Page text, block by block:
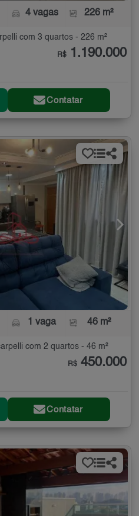
4 vagas 226 m²
com 3 quartos - 226 m²
R$ 1.190.000
Contatar
1 vaga 46 m²
com 2 quartos - 46 m²
R$ 450.000
Contatar